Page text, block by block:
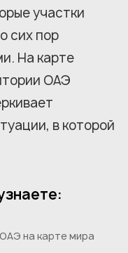
участки
сих пор
На карте
ОАЭ
в которой
на карте мира